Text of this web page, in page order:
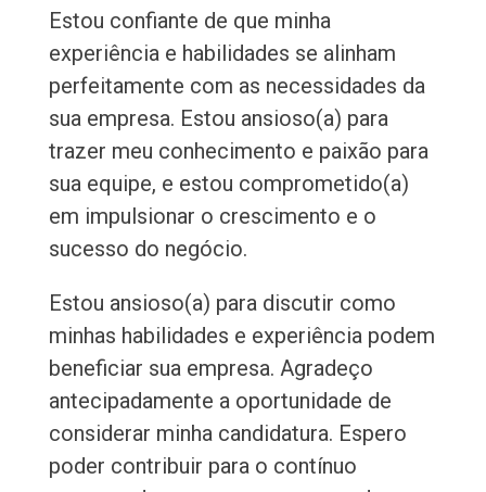
Estou confiante de que minha
experiência e habilidades se alinham
perfeitamente com as necessidades da
sua empresa. Estou ansioso(a) para
trazer meu conhecimento e paixão para
sua equipe, e estou comprometido(a)
em impulsionar o crescimento e o
sucesso do negócio.
Estou ansioso(a) para discutir como
minhas habilidades e experiência podem
beneficiar sua empresa. Agradeço
antecipadamente a oportunidade de
considerar minha candidatura. Espero
poder contribuir para o contínuo